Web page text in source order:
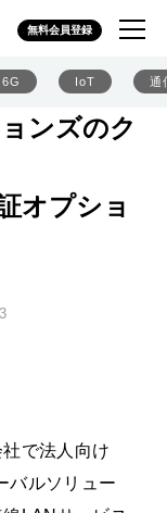
無料会員登録
6G IoT 通
ンズのク
オプショ
で法人向け
バルソリュー